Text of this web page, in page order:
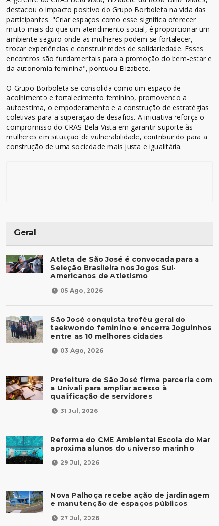
destacou o impacto positivo do Grupo Borboleta na vida das
participantes. "Criar espaços como esse significa oferecer
muito mais do que um atendimento social, é proporcionar um
ambiente seguro onde as mulheres podem se fortalecer,
trocar experiências e construir redes de solidariedade. Esses
encontros são fundamentais para a promoção do bem-estar e
da autonomia feminina", pontuou Elizabete.
O Grupo Borboleta se consolida como um espaço de
acolhimento e fortalecimento feminino, promovendo a
autoestima, o empoderamento e a construção de estratégias
coletivas para a superação de desafios. A iniciativa reforça o
compromisso do CRAS Bela Vista em garantir suporte às
mulheres em situação de vulnerabilidade, contribuindo para a
construção de uma sociedade mais justa e igualitária.
Geral
Atleta de São José é convocada para a
Seleção Brasileira nos Jogos Sul-
Americanos de Atletismo
05 Ago, 2026
São José conquista troféu geral do
taekwondo feminino e encerra Joguinhos
entre as 10 melhores cidades
03 Ago, 2026
Prefeitura de São José firma parceria com
a Univali para ampliar acesso à
qualificação de servidores
31 Jul, 2026
Reforma do CME Ambiental Escola do Mar
aproxima alunos do universo marinho
29 Jul, 2026
Nova Palhoça recebe ação de jardinagem
e manutenção de espaços públicos
27 Jul, 2026